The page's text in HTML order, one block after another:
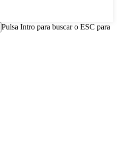
Pulsa Intro para buscar o ESC para